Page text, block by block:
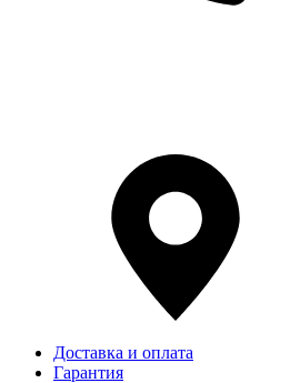
Доставка и оплата
Гарантия